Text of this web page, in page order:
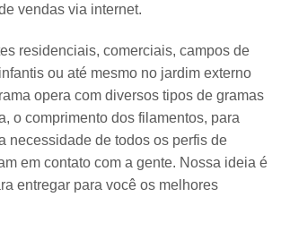
vendas via internet.
residenciais, comerciais, campos de
ou até mesmo no jardim externo
opera com diversos tipos de gramas
o comprimento dos filamentos, para
necessidade de todos os perfis de
em contato com a gente. Nossa ideia é
entregar para você os melhores